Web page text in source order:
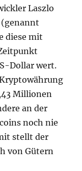
Laszlo
(genannt
diese mit
Dollar wert.
Millionen
an der
noch nie
stellt der
von Gütern